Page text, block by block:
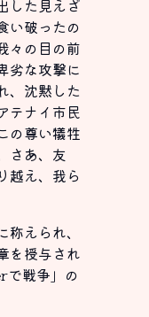
した見えざ
い破ったの
々の目の前
劣な攻撃に
、沈黙した
テナイ市民
の尊い犠牲
さあ、友
越え、我ら
えられ、
を授与され
戦争」の